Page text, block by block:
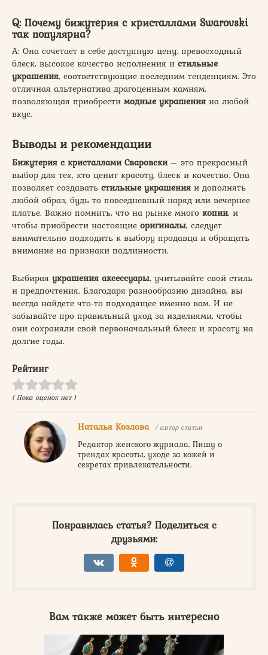
Q: Почему бижутерия с кристаллами Swarovski
так популярна?
А: Она сочетает в себе доступную цену, превосходный
блеск, высокое качество исполнения и стильные
украшения, соответствующие последним тенденциям. Это
отличная альтернатива драгоценным камням,
позволяющая приобрести модные украшения на любой
вкус.
Выводы и рекомендации
Бижутерия с кристаллами Сваровски– это прекрасный
выбор для тех, кто ценит красоту, блеск и качество. Она
позволяет создавать стильные украшения и дополнять
любой образ, будь то повседневный наряд или вечернее
платье. Важно помнить, что на рынке много копии, и
чтобы приобрести настоящие оригиналы, следует
внимательно подходить к выбору продавца и обращать
внимание на признаки подлинности.
Выбирая украшения аксессуары, учитывайте свой стиль
и предпочтения. Благодаря разнообразию дизайна, вы
всегда найдете что-то подходящее именно вам. И не
забывайте про правильный уход за изделиями, чтобы
они сохраняли свой первоначальный блеск и красоту на
долгие годы.
Рейтинг
( Пока оценок нет )
Наталья Козлова / автор статьи
Редактор женского журнала. Пишу о
трендах красоты, уходе за кожей и
секретах привлекательности.
Понравилась статья? Поделиться с
друзьями:
Вам также может быть интересно